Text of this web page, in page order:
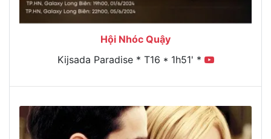
Hội Nhóc Quậy
Kijsada Paradise * T16 * 1h51' *